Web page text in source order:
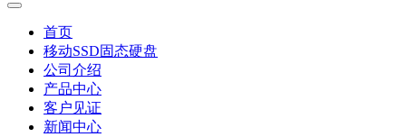
首页
移动SSD固态硬盘
公司介绍
产品中心
客户见证
新闻中心